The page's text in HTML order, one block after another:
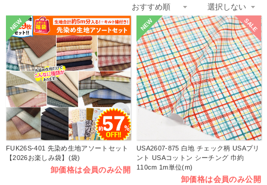
NEW
FUK26S-401 先染め生地アソートセット
【2026お楽しみ袋】(袋)
卸価格は会員のみ公開
SALE
NEW
USA2607-875 白地 チェック柄 USAプリ
ント USAコットン シーチング 巾約
110cm 1m単位(m)
卸価格は会員のみ公開